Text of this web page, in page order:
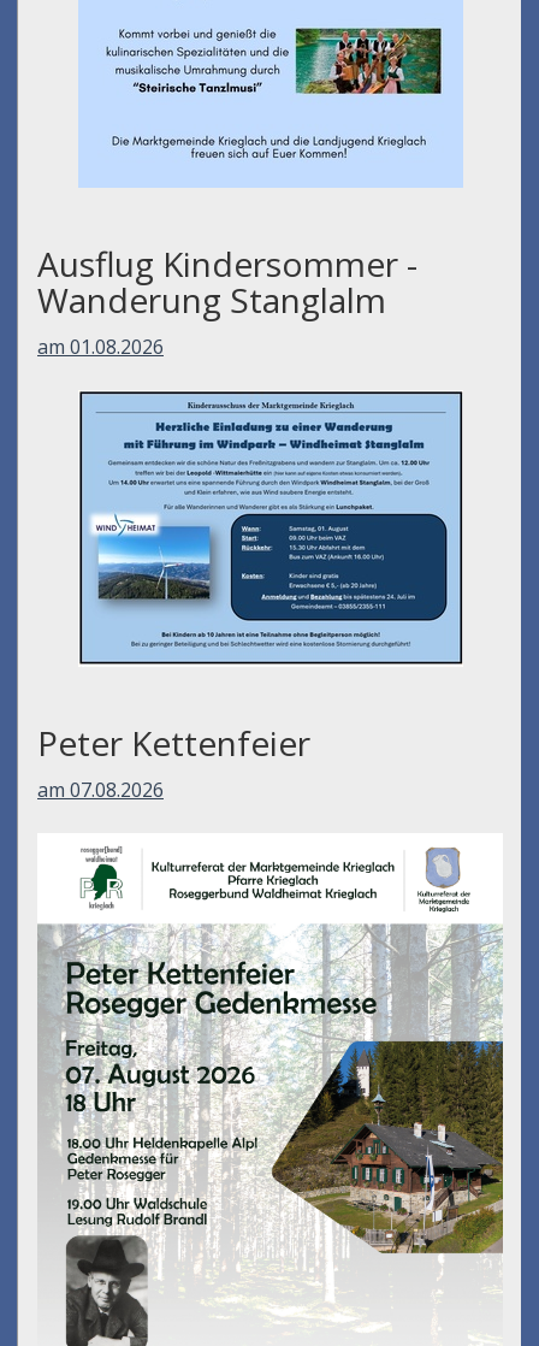
Ausflug Kindersommer -
Wanderung Stanglalm
am 01.08.2026
Peter Kettenfeier
am 07.08.2026